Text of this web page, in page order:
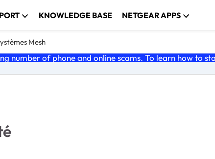
KNOWLEDGE BASE NETGEAR APPS
Mesh
number of phone and online scams. To learn how to